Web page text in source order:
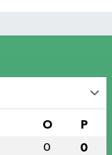
O P
0 0